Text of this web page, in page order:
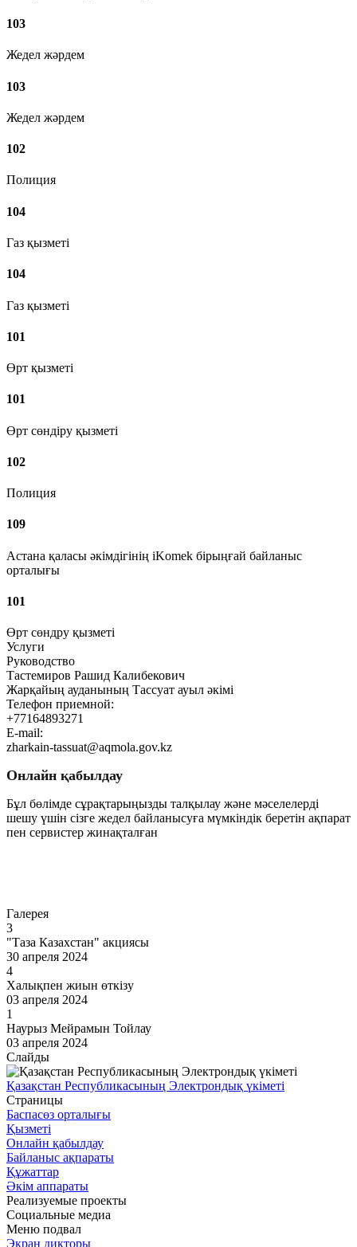
103
Жедел жәрдем
103
Жедел жәрдем
102
Полиция
104
Газ қызметі
104
Газ қызметі
101
Өрт қызметі
101
Өрт сөндіру қызметі
102
Полиция
109
Астана қаласы әкімдігінің iKomek бірыңғай байланыс
орталығы
101
Өрт сөндру қызметі
Услуги
Руководство
Тастемиров Рашид Калибекович
Жарқайың ауданының Тассуат ауыл әкімі
Телефон приемной:
+77164893271
E-mail:
zharkain-tassuat@aqmola.gov.kz
Онлайн қабылдау
Бұл бөлімде сұрақтарыңызды талқылау және мәселелерді
шешу үшін сізге жедел байланысуға мүмкіндік беретін ақпарат
пен сервистер жинақталған
Галерея
3
"Таза Казахстан" акциясы
30 апреля 2024
4
Халықпен жиын өткізу
03 апреля 2024
1
Наурыз Мейрамын Тойлау
03 апреля 2024
Слайды
Қазақстан Республикасының Электрондық үкіметі
Страницы
Баспасөз орталығы
Қызметі
Онлайн қабылдау
Байланыс ақпараты
Құжаттар
Әкім аппараты
Реализуемые проекты
Социальные медиа
Меню подвал
Экран дикторы